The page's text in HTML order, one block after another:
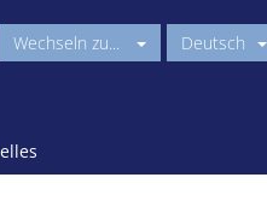
Wechseln zu... Deutsch